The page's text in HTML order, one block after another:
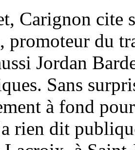
Carignon cite
promoteur du
Jordan
Sans
à fond
rien dit